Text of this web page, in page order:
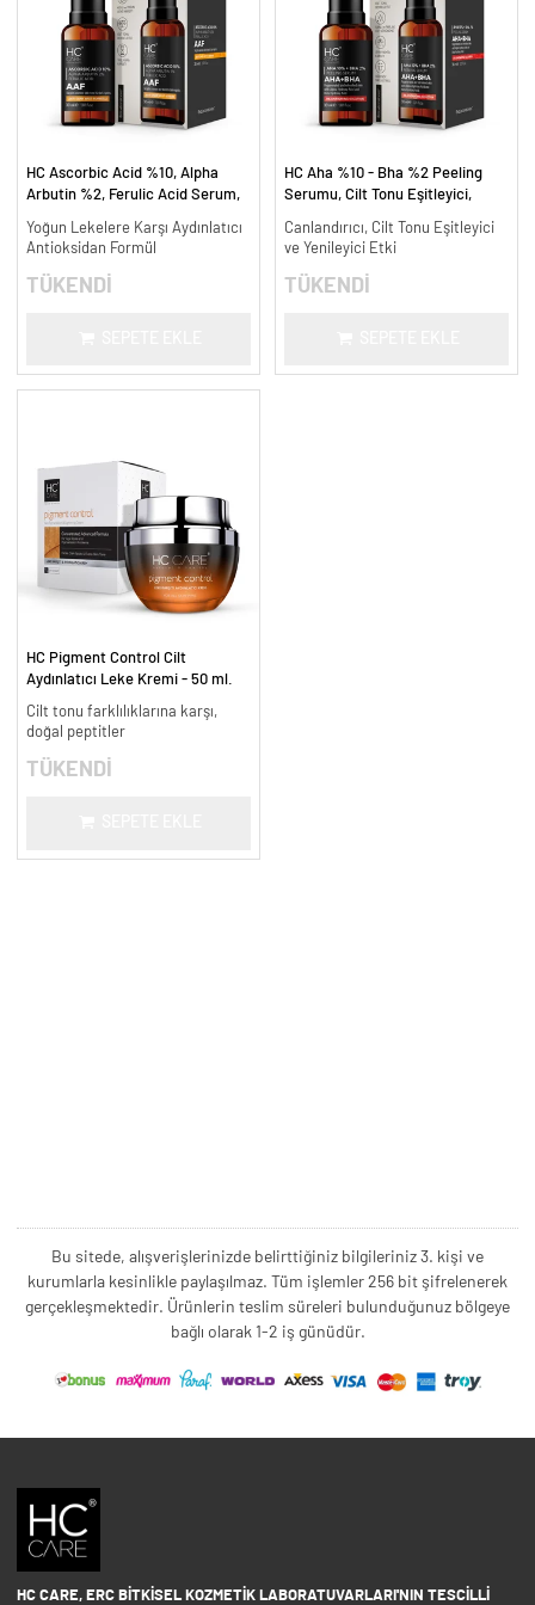
HC Ascorbic Acid %10, Alpha
Arbutin %2, Ferulic Acid Serum,
ml.
Yoğun Lekelere Karşı Aydınlatıcı
Antioksidan Formül
TÜKENDİ
HC Aha %10 - Bha %2 Peeling
Serumu, Cilt Tonu Eşitleyici,
Canlandırıcı, Cilt Tonu Eşitleyici
ve Yenileyici Etki
TÜKENDİ
HC Pigment Control Cilt
Aydınlatıcı Leke Kremi - 50 ml.
Cilt tonu farklılıklarına karşı,
doğal peptitler
TÜKENDİ
Bu sitede, alışverişlerinizde belirttiğiniz bilgileriniz 3. kişi ve
kurumlarla kesinlikle paylaşılmaz. Tüm işlemler 256 bit şifrelenerek
gerçekleşmektedir. Ürünlerin teslim süreleri bulunduğunuz bölgeye
bağlı olarak 1-2 iş günüdür.
HC CARE, ERC BITKISEL KOZMETIK LABORATUVARLARI'NIN TESCILLI